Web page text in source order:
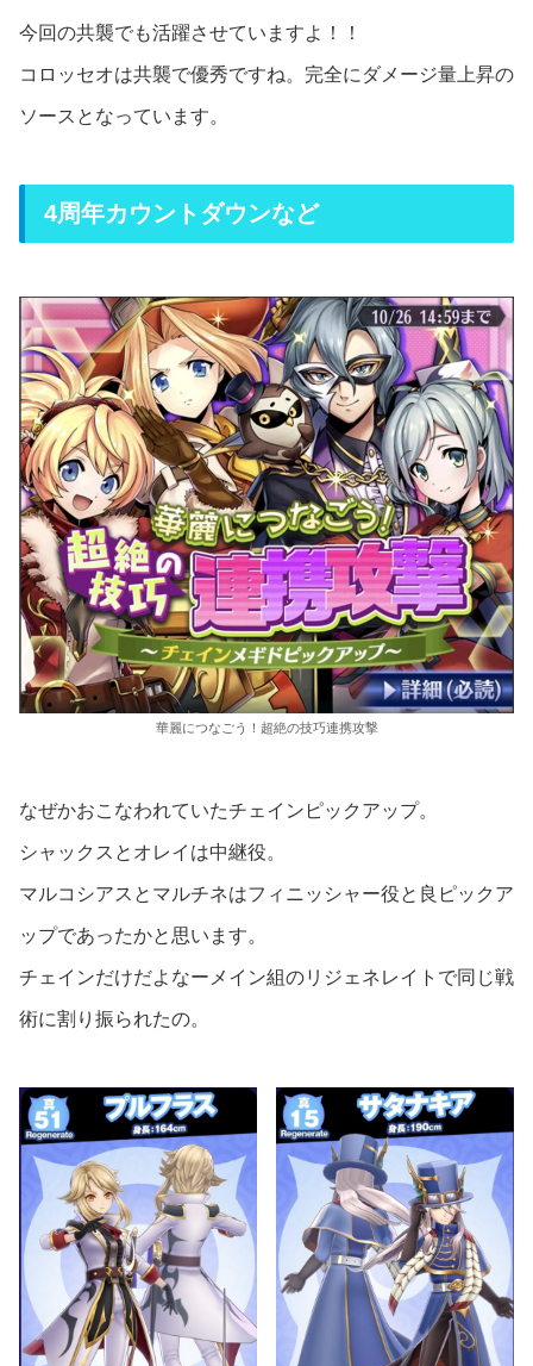
今回の共襲でも活躍させていますよ！！
コロッセオは共襲で優秀ですね。完全にダメージ量上昇の
ソースとなっています。
4周年カウントダウンなど
華麗につなごう！超絶の技巧連携攻撃
なぜかおこなわれていたチェインピックアップ。
シャックスとオレイは中継役。
マルコシアスとマルチネはフィニッシャー役と良ピックア
ップであったかと思います。
チェインだけだよなーメイン組のリジェネレイトで同じ戦
術に割り振られたの。